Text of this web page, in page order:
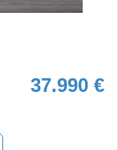
37.990 €